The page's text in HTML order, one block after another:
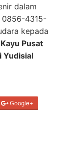
dalam
0856-4315-
kepada
Pusat
Yudisial
Google+